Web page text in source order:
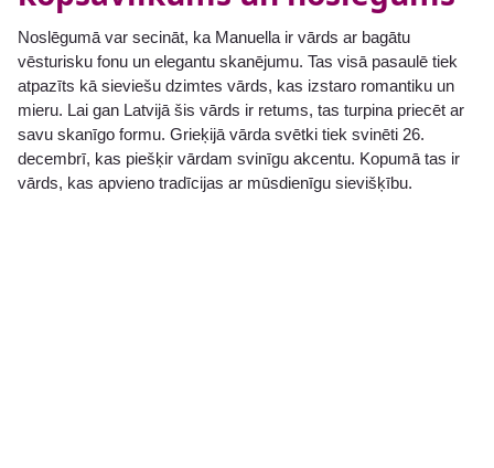
Noslēgumā var secināt, ka Manuella ir vārds ar bagātu
vēsturisku fonu un elegantu skanējumu. Tas visā pasaulē tiek
atpazīts kā sieviešu dzimtes vārds, kas izstaro romantiku un
mieru. Lai gan Latvijā šis vārds ir retums, tas turpina priecēt ar
savu skanīgo formu. Grieķijā vārda svētki tiek svinēti 26.
decembrī, kas piešķir vārdam svinīgu akcentu. Kopumā tas ir
vārds, kas apvieno tradīcijas ar mūsdienīgu sievišķību.